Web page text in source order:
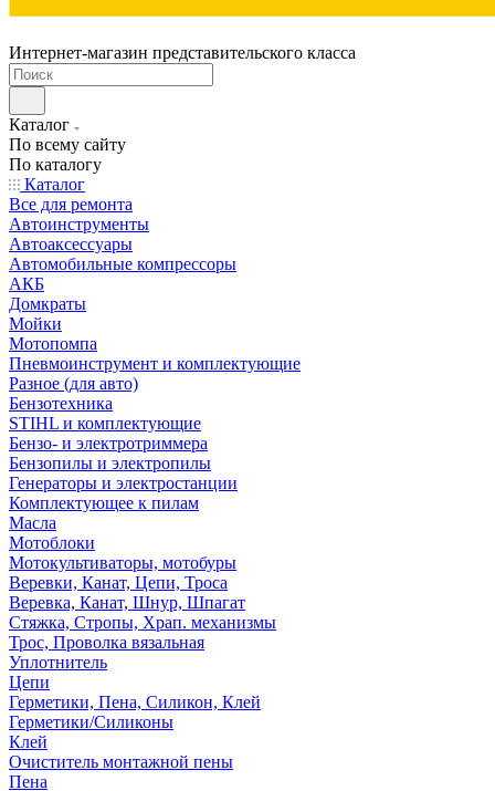
Интернет-магазин представительского класса
Каталог
По всему сайту
По каталогу
Каталог
Все для ремонта
Автоинструменты
Автоаксессуары
Автомобильные компрессоры
АКБ
Домкраты
Мойки
Мотопомпа
Пневмоинструмент и комплектующие
Разное (для авто)
Бензотехника
STIHL и комплектующие
Бензо- и электротриммера
Бензопилы и электропилы
Генераторы и электростанции
Комплектующее к пилам
Масла
Мотоблоки
Мотокультиваторы, мотобуры
Веревки, Канат, Цепи, Троса
Веревка, Канат, Шнур, Шпагат
Стяжка, Стропы, Храп. механизмы
Трос, Проволка вязальная
Уплотнитель
Цепи
Герметики, Пена, Силикон, Клей
Герметики/Силиконы
Клей
Очиститель монтажной пены
Пена